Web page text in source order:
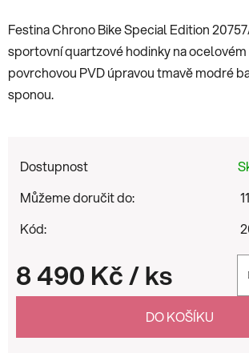
Festina Chrono Bike Special Edition
sportovní quartzové hodinky na ocelovém
povrchovou PVD úpravou tmavě modré
sponou.
Dostupnost
Můžeme doručit do:
Kód:
8 490 Kč/ ks
Měrná cena:
DO KOŠÍKU